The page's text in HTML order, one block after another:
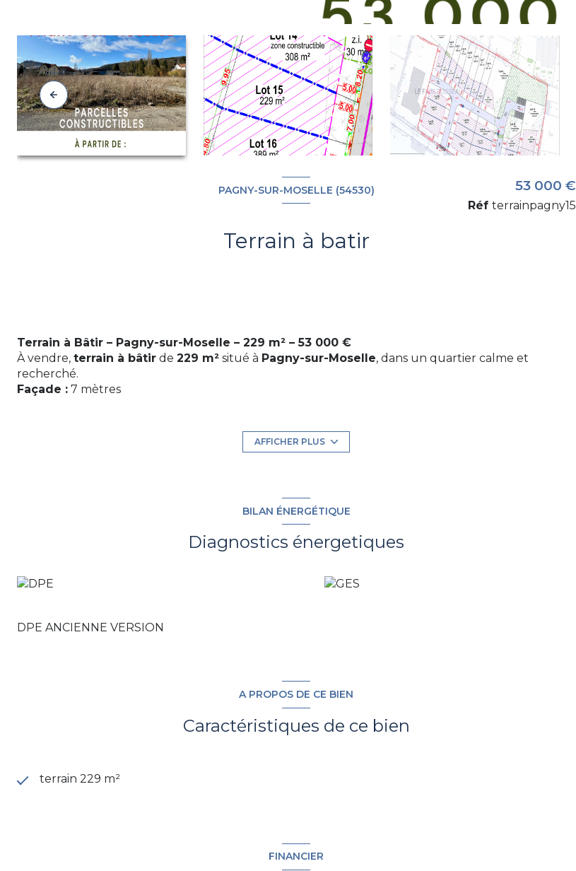
PAGNY-SUR-MOSELLE (54530)
Terrain à batir
53 000 €
Réf terrainpagny15
Terrain à Bâtir – Pagny-sur-Moselle – 229 m² – 53 000 €
À vendre, terrain à bâtir de 229 m² situé à Pagny-sur-Moselle, dans un quartier calme et
recherché.
Façade : 7 mètres
AFFICHER PLUS
BILAN ÉNERGÉTIQUE
Diagnostics énergetiques
DPE ANCIENNE VERSION
A PROPOS DE CE BIEN
Caractéristiques de ce bien
terrain 229 m²
FINANCIER